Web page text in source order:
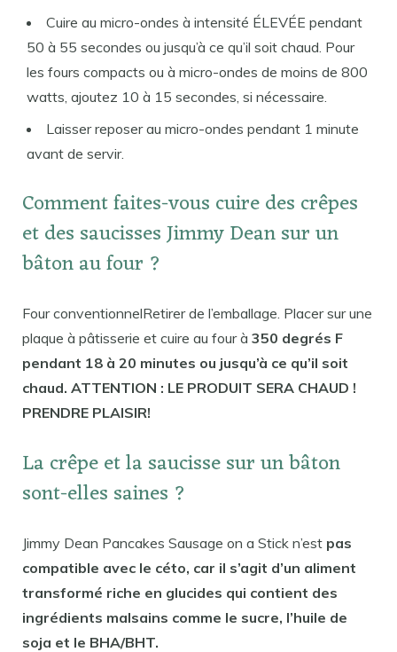
Cuire au micro-ondes à intensité ÉLEVÉE pendant
50 à 55 secondes ou jusqu’à ce qu’il soit chaud. Pour
les fours compacts ou à micro-ondes de moins de 800
watts, ajoutez 10 à 15 secondes, si nécessaire.
Laisser reposer au micro-ondes pendant 1 minute
avant de servir.
Comment faites-vous cuire des crêpes
et des saucisses Jimmy Dean sur un
bâton au four ?
Four conventionnelRetirer de l’emballage. Placer sur une
plaque à pâtisserie et cuire au four à 350 degrés F
pendant 18 à 20 minutes ou jusqu’à ce qu’il soit
chaud. ATTENTION : LE PRODUIT SERA CHAUD !
PRENDRE PLAISIR!
La crêpe et la saucisse sur un bâton
sont-elles saines ?
Jimmy Dean Pancakes Sausage on a Stick n’est pas
compatible avec le céto, car il s’agit d’un aliment
transformé riche en glucides qui contient des
ingrédients malsains comme le sucre, l’huile de
soja et le BHA/BHT.